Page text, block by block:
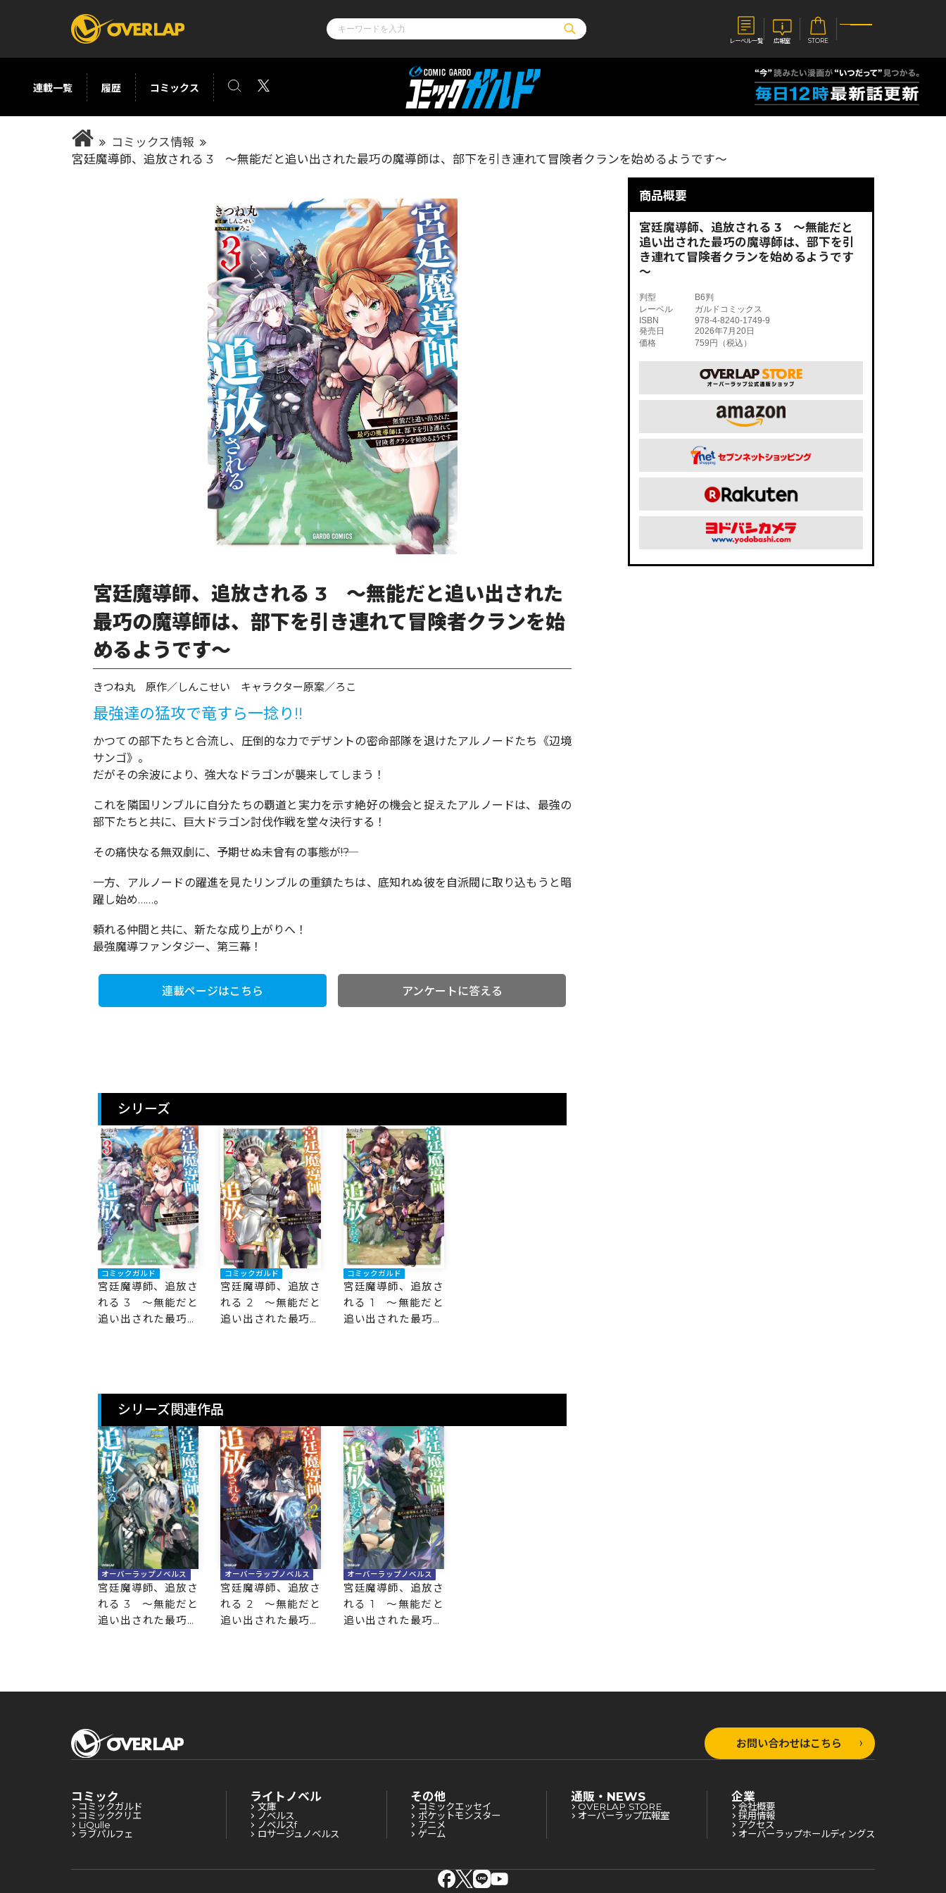
レーベル一覧 広報室 STORE
コミック
コミックガルド
コミッククリエ
文庫
ノベルス
コミックエッセイ
ポケットモンスター
OVERLAP STORE
オーバーラップ広報室
会社概要
採用情報
アクセス
ロサージュノベルス
コミッククリエ リキューレ
閉じる
連載一覧 履歴 コミックス
コミックス情報
宮廷魔導師、追放される 3 ～無能だと追い出された最巧の魔導師は、部下を引き連れて冒険者クランを始めるようです～
宮廷魔導師、追放される 3 ～無能だと追い出された
最巧の魔導師は、部下を引き連れて冒険者クランを始
めるようです～
きつね丸 原作／しんこせい キャラクター原案／ろこ
最強達の猛攻で竜すら一捻り!!
かつての部下たちと合流し、圧倒的な力でデザントの密命部隊を退けたアルノードたち《辺境
サンゴ》。
だがその余波により、強大なドラゴンが襲来してしまう！
これを隣国リンブルに自分たちの覇道と実力を示す絶好の機会と捉えたアルノードは、最強の
部下たちと共に、巨大ドラゴン討伐作戦を堂々決行する！
その痛快なる無双劇に、予期せぬ未曾有の事態が――!?
一方、アルノードの躍進を見たリンブルの重鎮たちは、底知れぬ彼を自派閥に取り込もうと暗
躍し始め……。
頼れる仲間と共に、新たな成り上がりへ！
最強魔導ファンタジー、第三幕！
連載ページはこちら アンケートに答える
シリーズ
コミックガルド
宮廷魔導師、追放さ
れる 3 ～無能だと
追い出された最巧の
コミックガルド
宮廷魔導師、追放さ
れる 2 ～無能だと
追い出された最巧の
コミックガルド
宮廷魔導師、追放さ
れる 1 ～無能だと
追い出された最巧の
シリーズ関連作品
オーバーラップノベルス
宮廷魔導師、追放さ
れる 3 ～無能だと
追い出された最巧の
オーバーラップノベルス
宮廷魔導師、追放さ
れる 2 ～無能だと
追い出された最巧の
オーバーラップノベルス
宮廷魔導師、追放さ
れる 1 ～無能だと
追い出された最巧の
商品概要
宮廷魔導師、追放される 3 ～無能だと
追い出された最巧の魔導師は、部下を引
き連れて冒険者クランを始めるようです
～
判型
B6判
レーベル
ガルドコミックス
ISBN
978-4-8240-1749-9
発売日
2026年7月20日
価格
759円（税込）
お問い合わせはこちら
コミック
コミックガルド
コミッククリエ
LiQulle
ラブパルフェ
ライトノベル
文庫
ノベルス
ノベルスf
ロサージュノベルス
その他
コミックエッセイ
ポケットモンスター
アニメ
ゲーム
通販・NEWS
OVERLAP STORE
オーバーラップ広報室
企業
会社概要
採用情報
アクセス
オーバーラップホールディングス